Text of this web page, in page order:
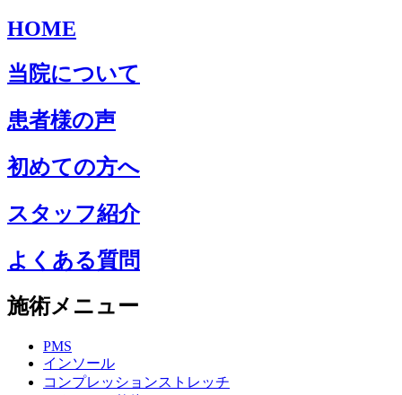
HOME
当院について
患者様の声
初めての方へ
スタッフ紹介
よくある質問
施術メニュー
PMS
インソール
コンプレッションストレッチ